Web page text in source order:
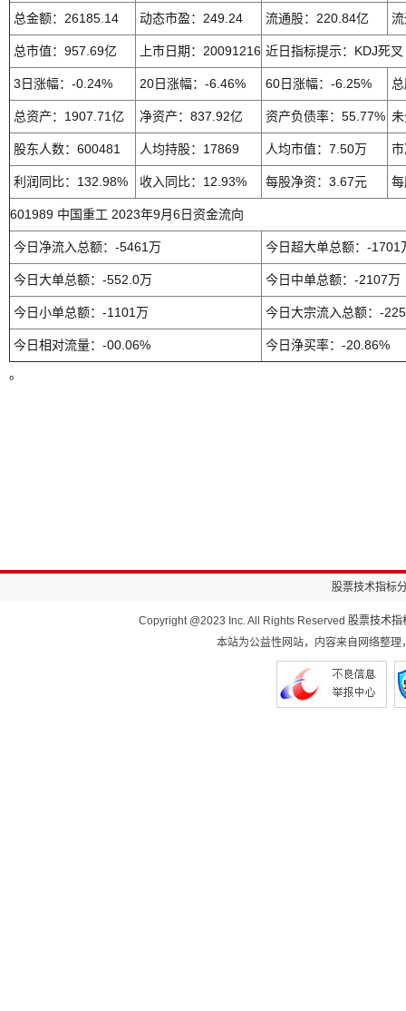
总金额：26185.14 动态市盈：249.24 流通股：220.84亿
总市值：957.69亿 上市日期：20091216 近日指标提示：KDJ死叉
3日涨幅：-0.24% 20日涨幅：-6.46% 60日涨幅：-6.25%
总资产：1907.71亿 净资产：837.92亿 资产负债率：55.77%
股东人数：600481 人均持股：17869 人均市值：7.50万
利润同比：132.98% 收入同比：12.93% 每股净资：3.67元
601989 中国重工 2023年9月6日资金流向
今日净流入总额：-5461万 今日超大单总额：-1701
今日大单总额：-552.0万 今日中单总额：-2107万
今日小单总额：-1101万 今日大宗流入总额：-
今日相对流量：-00.06%
今日浄买率：-20.86%
。
股票技术指标
Copyright @2023 Inc. All Rights Reserved股票技术指
本站为公益性网站，内容来自网络整